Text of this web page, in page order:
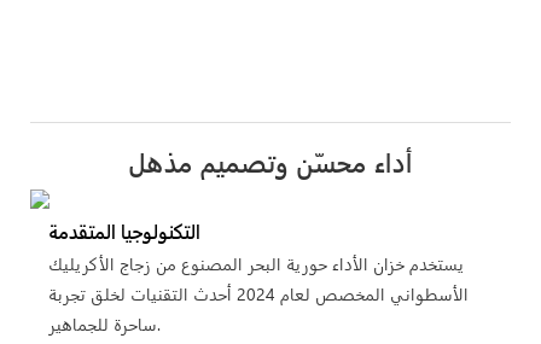
أداء محسّن وتصميم مذهل
التكنولوجيا المتقدمة
يستخدم خزان الأداء حورية البحر المصنوع من زجاج الأكريليك
الأسطواني المخصص لعام 2024 أحدث التقنيات لخلق تجربة
ساحرة للجماهير.